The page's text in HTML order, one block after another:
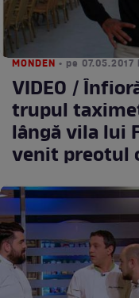
MONDEN • pe 07.05.2017
VIDEO /
trupul
lângă vila lui
venit preotul